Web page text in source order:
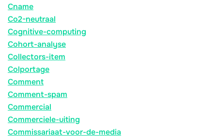
Cname
Co2-neutraal
Cognitive-computing
Cohort-analyse
Collectors-item
Colportage
Comment
Comment-spam
Commercial
Commerciele-uiting
Commissariaat-voor-de-media